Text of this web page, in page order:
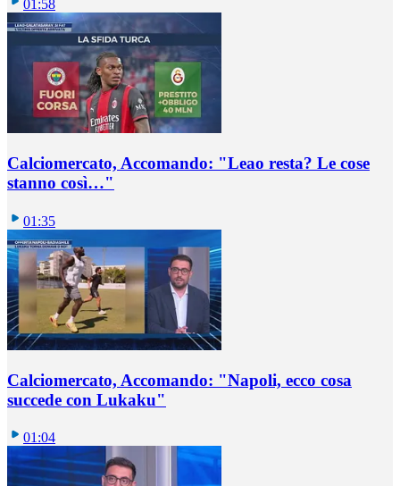
01:58
Calciomercato, Accomando: "Leao resta? Le cose
stanno così…"
01:35
Calciomercato, Accomando: "Napoli, ecco cosa
succede con Lukaku"
01:04